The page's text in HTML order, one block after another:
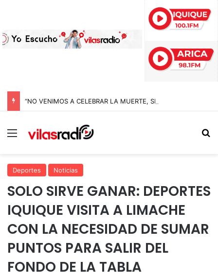
Menú
Deportes Noticias
SOLO SIRVE GANAR: DEPORTES
IQUIQUE VISITA A LIMACHE
CON LA NECESIDAD DE SUMAR
PUNTOS PARA SALIR DEL
FONDO DE LA TABLA